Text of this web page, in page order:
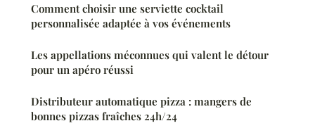
Comment choisir une serviette cocktail
personnalisée adaptée à vos événements
Les appellations méconnues qui valent le détour
pour un apéro réussi
Distributeur automatique pizza : mangers de
bonnes pizzas fraîches 24h/24